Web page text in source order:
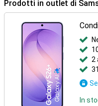
automaticamente. E le
gli hacker e le applicazioni
dispositivo in tutta
Realizzato per
Utilizzate già altri dispositivi
256GB Purple funziona
vostro telefono con Galaxy
(Pro) e beneficiate di
notifiche sul vostro Watch,
la musica quando togliete
Prodotti in outlet di
2
In